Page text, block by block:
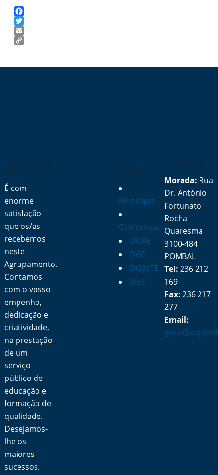
Facebook
Twitter
Email
A MENSAGEM
DO DIRETOR
É com
enorme
satisfação
que os/as
recebemos
neste
Agrupamento.
Contamos
com o vosso
empenho,
dedicação e
criatividade,
na prestação
de um
serviço
público de
educação e
formação de
qualidade.
Desejamos-
lhe os
maiores
sucessos.
LINKS
RÁPIDOS
Município
Cenformaz
DGAE
DGE
DGEsTE
MEC
CONTACTOS
Morada: Rua
Dr. António
Fortunato
Rocha
Quaresma
3100-484
POMBAL
Tel: 236 212
169
Fax: 236 217
277
Email: